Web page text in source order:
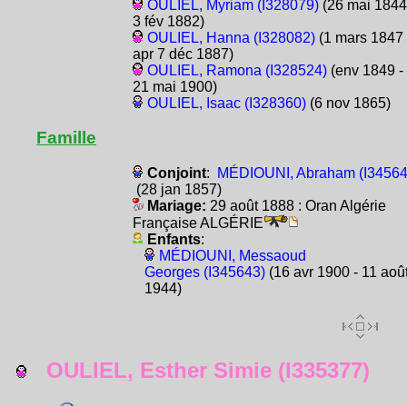
OULIEL, Myriam (I328079)(26 mai
3 fév 1882)
OULIEL, Hanna (I328082)(1 mars 1847
apr 7 déc 1887)
OULIEL, Ramona (I328524)(env 1849 -
21 mai 1900)
OULIEL, Isaac (I328360)(6 nov 1865)
Famille
Conjoint:
MÉDIOUNI, Abraham
(28 jan 1857)
Mariage: 29 août 1888 : Oran Algérie
Française ALGÉRIE
Enfants:
MÉDIOUNI, Messaoud
Georges (I345643)(16 avr 1900 - 11
1944)
OULIEL, Esther Simie (I335377)